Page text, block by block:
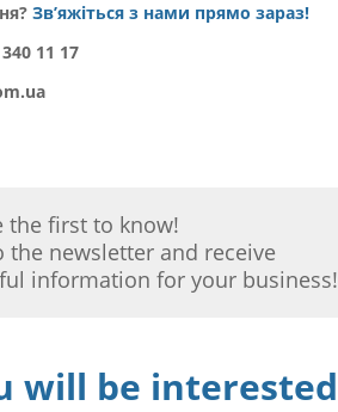
Зв’яжіться з нами прямо зараз!
11 17
the first to know!
the newsletter and receive
information for your business!
will be interested